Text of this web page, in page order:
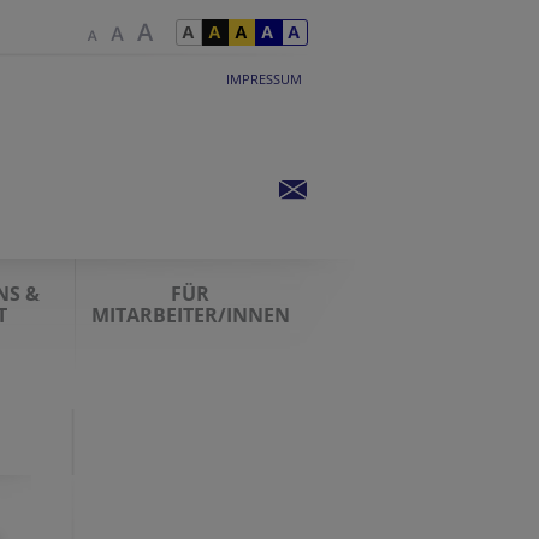
IMPRESSUM
&
FÜR
MITARBEITER/INNEN